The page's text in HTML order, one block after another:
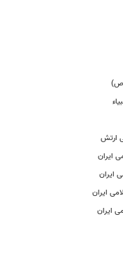
ارتش
ایران
ایران
ایران
ایران